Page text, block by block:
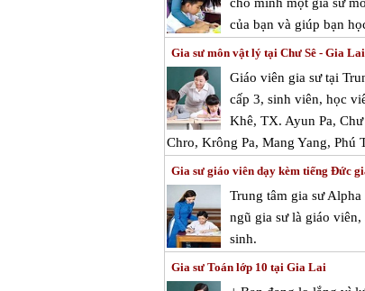
của bạn và giúp bạn
Gia sư môn vật lý tại Chư Sê - Gia Lai
Giáo viên gia sư tại
cấp 3, sinh viên, học
Khê, TX. Ayun Pa,
Chro, Krông Pa, Mang Yang, Phú
Gia sư giáo viên dạy kèm tiếng Đức
Trung tâm gia sư
ngũ gia sư là giáo
sinh.
Gia sư Toán lớp 10 tại Gia Lai